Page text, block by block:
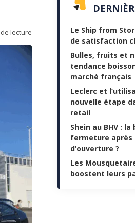
lecture
Le Ship from
de satisfaction
Bulles, fruits et
tendance
marché français
Leclerc et
nouvelle étape
retail
Shein au BHV :
fermeture après
d’ouverture ?
Les
boostent leurs